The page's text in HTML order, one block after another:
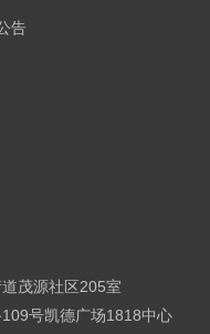
告
茂源社区205室
号凯德广场1818中心